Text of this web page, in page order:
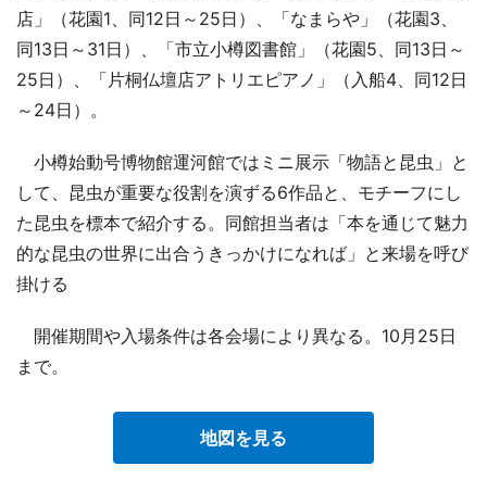
店」（花園1、同12日～25日）、「なまらや」（花園3、
同13日～31日）、「市立小樽図書館」（花園5、同13日～
25日）、「片桐仏壇店アトリエピアノ」（入船4、同12日
～24日）。
小樽始動号博物館運河館ではミニ展示「物語と昆虫」と
して、昆虫が重要な役割を演ずる6作品と、モチーフにし
た昆虫を標本で紹介する。同館担当者は「本を通じて魅力
的な昆虫の世界に出合うきっかけになれば」と来場を呼び
掛ける
開催期間や入場条件は各会場により異なる。10月25日
まで。
地図を見る